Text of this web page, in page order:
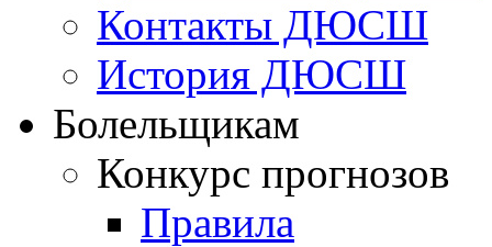
Контакты ДЮСШ
История ДЮСШ
Болельщикам
Конкурс прогнозов
Правила